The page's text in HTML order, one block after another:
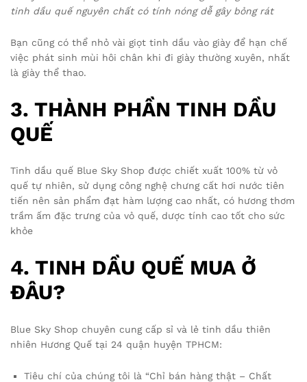
tinh dầu quế nguyên chất có tính nóng dễ gây bỏng rát
Bạn cũng có thể nhỏ vài giọt tinh dầu vào giày để hạn chế
việc phát sinh mùi hôi chân khi đi giày thường xuyên, nhất
là giày thể thao.
3. THÀNH PHẦN TINH DẦU
QUẾ
Tinh dầu quế Blue Sky Shop được chiết xuất 100% từ vỏ
quế tự nhiên, sử dụng công nghệ chưng cất hơi nước tiên
tiến nên sản phẩm đạt hàm lượng cao nhất, có hương thơm
trầm ấm đặc trưng của vỏ quế, dược tính cao tốt cho sức
khỏe
4. TINH DẦU QUẾ MUA Ở
ĐÂU?
Blue Sky Shop chuyên cung cấp sỉ và lẻ tinh dầu thiên
nhiên Hương Quế tại 24 quận huyện TPHCM:
Tiêu chí của chúng tôi là “Chỉ bán hàng thật – Chất